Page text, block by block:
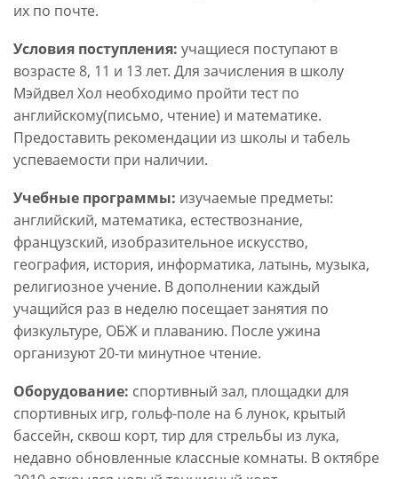
их по почте.
Условия поступления: учащиеся поступают в
возрасте 8, 11 и 13 лет. Для зачисления в школу
Мэйдвел Хол необходимо пройти тест по
английскому(письмо, чтение) и математике.
Предоставить рекомендации из школы и табель
успеваемости при наличии.
Учебные программы: изучаемые предметы:
английский, математика, естествознание,
французский, изобразительное искусство,
география, история, информатика, латынь, музыка,
религиозное учение. В дополнении каждый
учащийся раз в неделю посещает занятия по
физкультуре, ОБЖ и плаванию. После ужина
организуют 20-ти минутное чтение.
Оборудование: спортивный зал, площадки для
спортивных игр, гольф-поле на 6 лунок, крытый
бассейн, сквош корт, тир для стрельбы из лука,
недавно обновленные классные комнаты. В октябре